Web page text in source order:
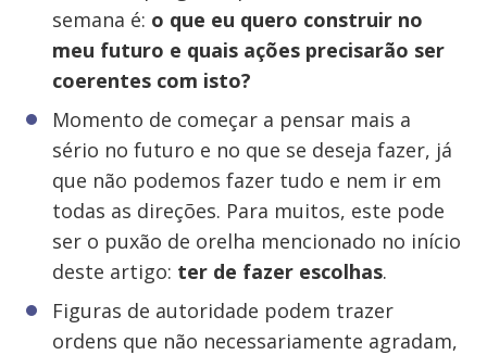
semana é: o que eu quero construir no
meu futuro e quais ações precisarão ser
coerentes com isto?
Momento de começar a pensar mais a
sério no futuro e no que se deseja fazer, já
que não podemos fazer tudo e nem ir em
todas as direções. Para muitos, este pode
ser o puxão de orelha mencionado no início
deste artigo: ter de fazer escolhas.
Figuras de autoridade podem trazer
ordens que não necessariamente agradam,